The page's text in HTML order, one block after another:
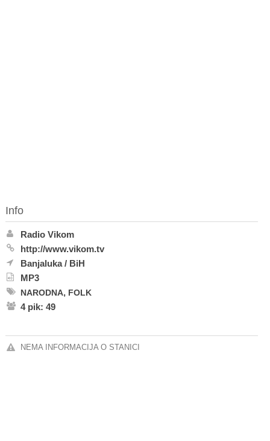
Info
Radio Vikom
http://www.vikom.tv
Banjaluka/ BiH
MP3
NARODNA, FOLK
4 pik: 49
NEMA INFORMACIJA O STANICI